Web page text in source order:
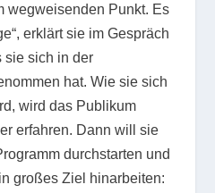
wegweisenden Punkt. Es
erklärt sie im Gespräch
sie sich in der
hat. Wie sie sich
wird das Publikum
erfahren. Dann will sie
durchstarten und
großes Ziel hinarbeiten: